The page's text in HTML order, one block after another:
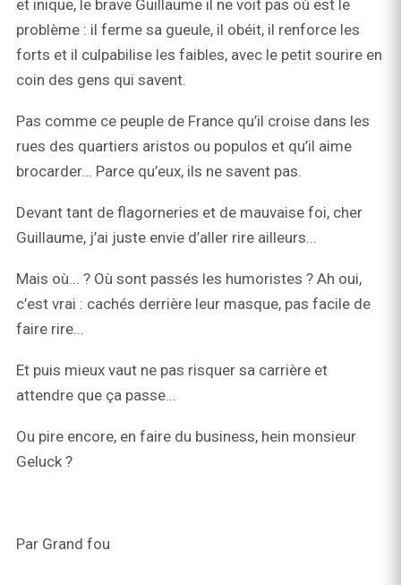
et inique, le brave Guillaume il ne voit pas où est le
problème : il ferme sa gueule, il obéit, il renforce les
forts et il culpabilise les faibles, avec le petit sourire en
coin des gens qui savent.
Pas comme ce peuple de France qu’il croise dans les
rues des quartiers aristos ou populos et qu’il aime
brocarder... Parce qu’eux, ils ne savent pas.
Devant tant de flagorneries et de mauvaise foi, cher
Guillaume, j’ai juste envie d’aller rire ailleurs...
Mais où... ? Où sont passés les humoristes ? Ah oui,
c’est vrai : cachés derrière leur masque, pas facile de
faire rire...
Et puis mieux vaut ne pas risquer sa carrière et
attendre que ça passe...
Ou pire encore, en faire du business, hein monsieur
Geluck ?
Par Grand fou